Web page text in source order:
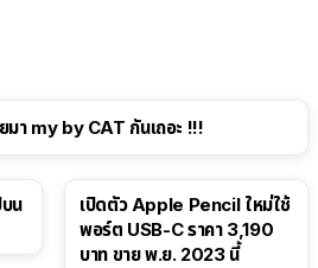
มา my by CAT กันเถอะ !!!
น
เปิดตัว Apple Pencil ใหม่ใช้
พอร์ต USB-C ราคา 3,190
บาท ขาย พ.ย. 2023 นี้